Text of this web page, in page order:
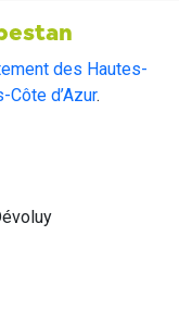
des Hautes-
d’Azur.